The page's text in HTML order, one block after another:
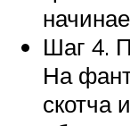
Шаг 4.
На
скотча